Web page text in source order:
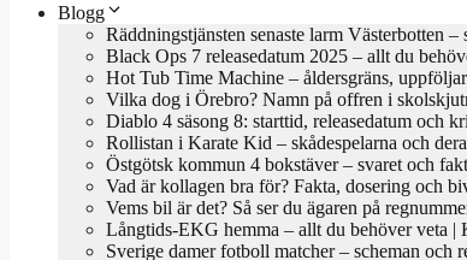
Blogg
Räddningstjänsten senaste larm Västerbotten –
Black Ops 7 releasedatum 2025 – allt du
Hot Tub Time Machine – åldersgräns,
Vilka dog i Örebro? Namn på offren i
Diablo 4 säsong 8: starttid, releasedatum och
Rollistan i Karate Kid – skådespelarna och
Östgötsk kommun 4 bokstäver – svaret och
Vad är kollagen bra för? Fakta, dosering och
Vems bil är det? Så ser du ägaren på
Långtids-EKG hemma – allt du behöver veta |
Sverige damer fotboll matcher – scheman och